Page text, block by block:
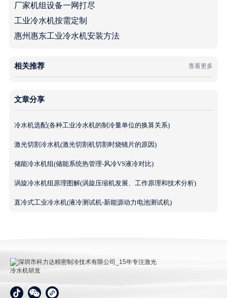
厂家机组设备一网打尽
工业冷水机按需定制
惠州惠东工业冷水机安装方法
相关推荐 查看更多
文章分享
冷水机选配(各种工业冷水机的制冷量单位的换算关系)
激光切割冷水机(激光切割机切割时烧镜片的原因)
储能冷水机组(储能系统热管理-风冷VS液冷对比)
涡旋冷水机组原理图解(涡旋压缩机发展、工作原理和技术分析)
直冷式工业冷水机(液冷测试机-新能源动力电池测试机)
深圳市科力达精密制冷技术有限公司_15年专注激光冷